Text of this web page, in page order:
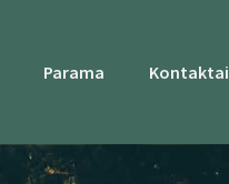
Parama Kontaktai